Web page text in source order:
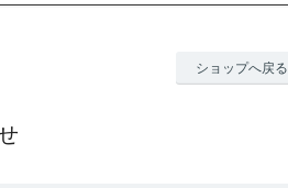
ショップへ戻る